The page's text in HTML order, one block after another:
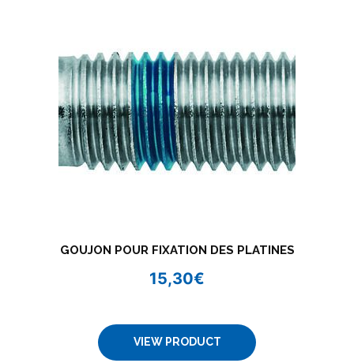
GOUJON POUR FIXATION DES PLATINES
15,30€
VIEW PRODUCT